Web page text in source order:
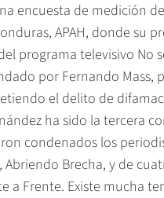
encuesta de medición
APAH, donde su
televisivo No
por Fernando Mass,
el delito de
ha sido la tercera
condenados los
Brecha, y de
a Frente. Existe mucha